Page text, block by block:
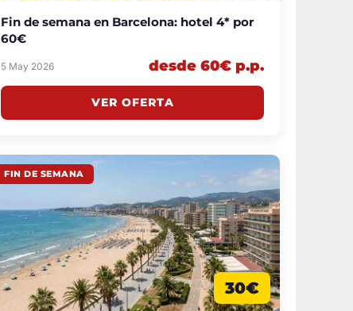
Fin de semana en Barcelona: hotel 4* por
60€
5 May 2026 desde 60€ p.p.
VER OFERTA
FIN DE SEMANA
30€